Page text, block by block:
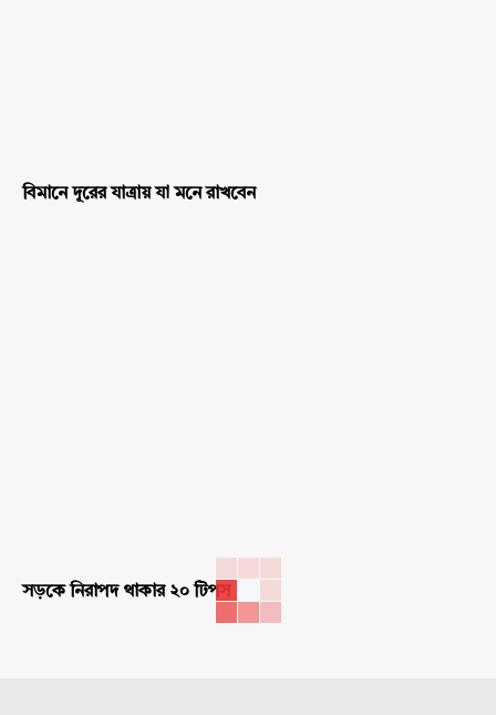
বিমানে দূরের যাত্রায় যা মনে রাখবেন
সড়কে নিরাপদ থাকার ২০ টিপস